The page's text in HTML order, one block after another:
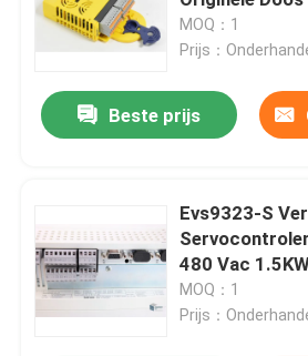
PLC Programmeerbaar
Industriële
MOQ：1
Prijs：
Beste prijs
Evs9323-S
480 Vac
MOQ：1
Prijs：